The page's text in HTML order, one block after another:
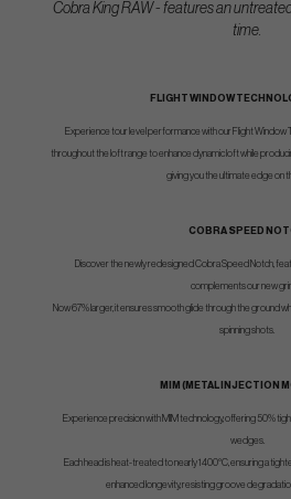
Cobra King RAW - features an
time.
FLIGHT WINDOW
Experience tour level performance with our Flight Window
throughout the loft range to enhance dynamic loft while
giving you the ultimate edge on
COBRA SPEED
Discover the newly redesigned Cobra Speed Notch,
complements our new
Now 67% larger, it ensures smooth glide through the ground
spinning shots.
MIM (METAL INJECTION
Experience precision with MIM technology, offering 50%
wedges.
Each head is heat-treated to nearly 1400°C, ensuring a
enhanced longevity, resisting groove